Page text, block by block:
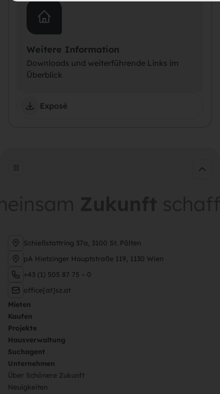
Weitere Information
Downloads und weiterführende Links im
Überblick
Exposé
Schießstattring 37a, 3100 St. Pölten
pA Hietzinger Hauptstraße 119, 1130 Wien
+43 (1) 505 87 75 – 0
office[at]sz.at
Mieten
Kaufen
Projekte
Hausverwaltung
Suchagent
Unternehmen
Über Schönere Zukunft
Neuigkeiten